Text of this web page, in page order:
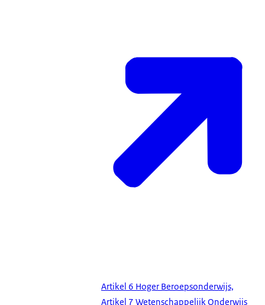
Artikel 6 Hoger Beroepsonderwijs,
Artikel 7 Wetenschappelijk Onderwijs